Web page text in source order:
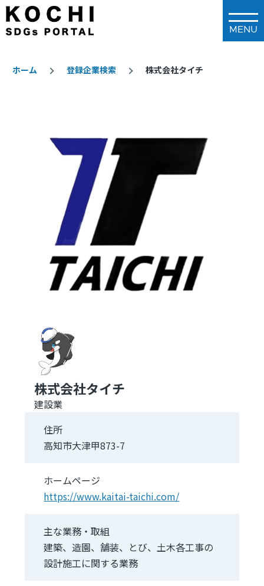
メインコンテンツに移動
ホーム 登録企業検索 株式会社タイチ
株式会社タイチ
建設業
住所
高知市大津甲873-7
ホームページ
https://www.kaitai-taichi.com/
主な業務・取組
建築、造園、舗装、とび、土木各工事の
設計施工に関する業務